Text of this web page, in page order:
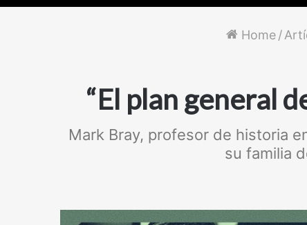
Home /
“El plan general
Mark Bray, profesor de historia
su familia